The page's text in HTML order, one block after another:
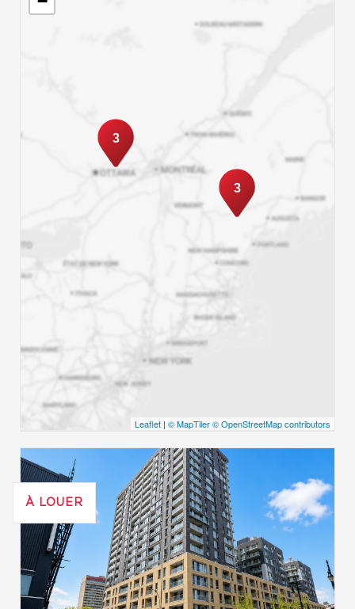
3
3
Leaflet | © MapTiler© OpenStreetMap contributors
À LOUER